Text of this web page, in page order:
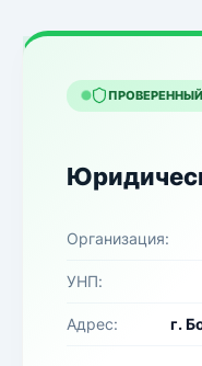
Организация:
УНП:
Адрес: г.